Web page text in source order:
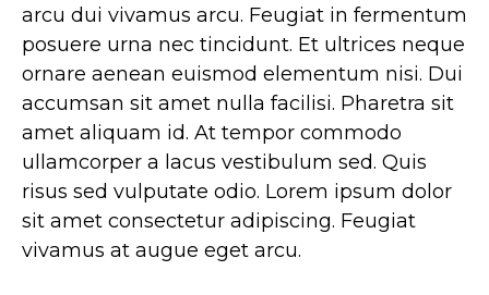
arcu dui vivamus arcu. Feugiat in fermentum
posuere urna nec tincidunt. Et ultrices neque
ornare aenean euismod elementum nisi. Dui
accumsan sit amet nulla facilisi. Pharetra sit
amet aliquam id. At tempor commodo
ullamcorper a lacus vestibulum sed. Quis
risus sed vulputate odio. Lorem ipsum dolor
sit amet consectetur adipiscing. Feugiat
vivamus at augue eget arcu.